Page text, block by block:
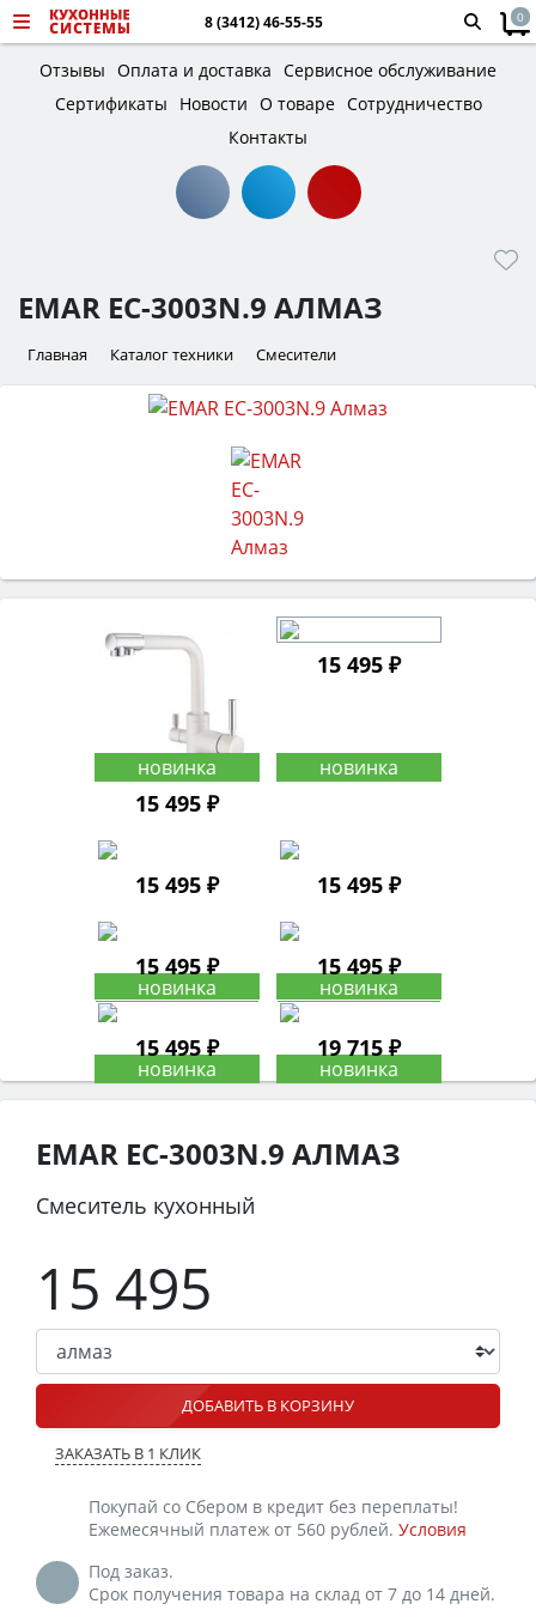
8 (3412) 46-55-55 0
Отзывы Оплата и доставка Сервисное обслуживание
Сертификаты
Новости О товаре Сотрудничество
Контакты
EMAR EC-3003N.9 АЛМАЗ
Главная Каталог техники Смесители
15 495 ₽
15 495 ₽
15 495 ₽ 15 495 ₽
15 495 ₽ 15 495 ₽
15 495 ₽ 19 715 ₽
EMAR EC-3003N.9 АЛМАЗ
Смеситель кухонный
15 495
ДОБАВИТЬ В КОРЗИНУ
ЗАКАЗАТЬ В 1 КЛИК
Покупай со Сбером в кредит без переплаты!
Ежемесячный платеж от 560 рублей. Условия
Под заказ.
Срок получения товара на склад от 7 до 14 дней.